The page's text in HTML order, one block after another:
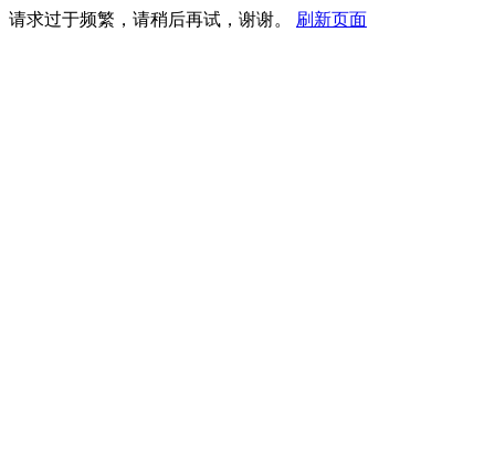
请求过于频繁，请稍后再试，谢谢。 刷新页面